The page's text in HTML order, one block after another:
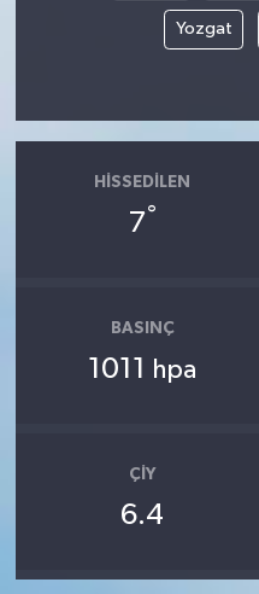
Yozgat
HISSEDILEN
7°
BASINÇ
1011 hpa
ÇIY
6.4